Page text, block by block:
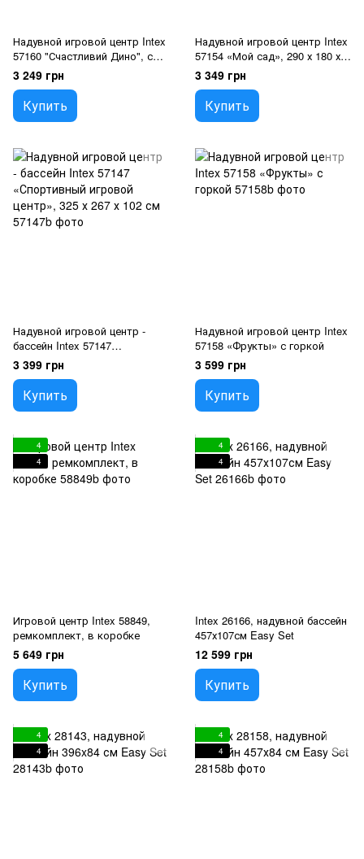
Надувной игровой центр Intex
57160 "Счастливий Дино", с
горкой
3 249 грн
Купить
Надувной игровой центр Intex
57154 «Мой сад», 290 х 180 х
104 см, с надувными
игрушками, фонтаном и
горкой
3 349 грн
Купить
Надувной игровой центр -
бассейн Intex 57147
«Спортивный игровой центр»,
325 х 267 х 102 см
3 399 грн
Купить
Надувной игровой центр Intex
57158 «Фрукты» с горкой
3 599 грн
Купить
4
4
Игровой центр Intex 58849,
ремкомплект, в коробке
5 649 грн
Купить
4
4
Intex 26166, надувной бассейн
457х107см Easy Set
12 599 грн
Купить
4
4
4
4